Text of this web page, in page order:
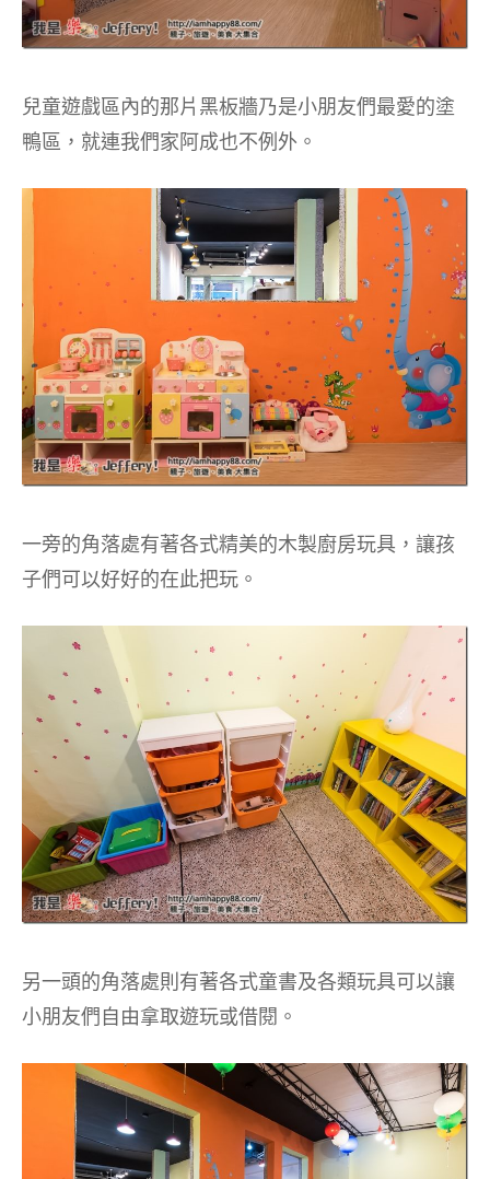
兒童遊戲區內的那片黑板牆乃是小朋友們最愛的塗
鴨區，就連我們家阿成也不例外。
一旁的角落處有著各式精美的木製廚房玩具，讓孩
子們可以好好的在此把玩。
另一頭的角落處則有著各式童書及各類玩具可以讓
小朋友們自由拿取遊玩或借閱。